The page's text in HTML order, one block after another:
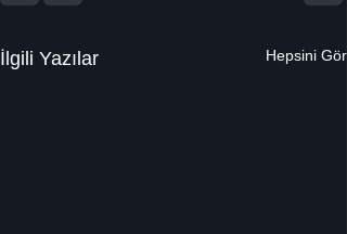
İlgili Yazılar Hepsini Gör